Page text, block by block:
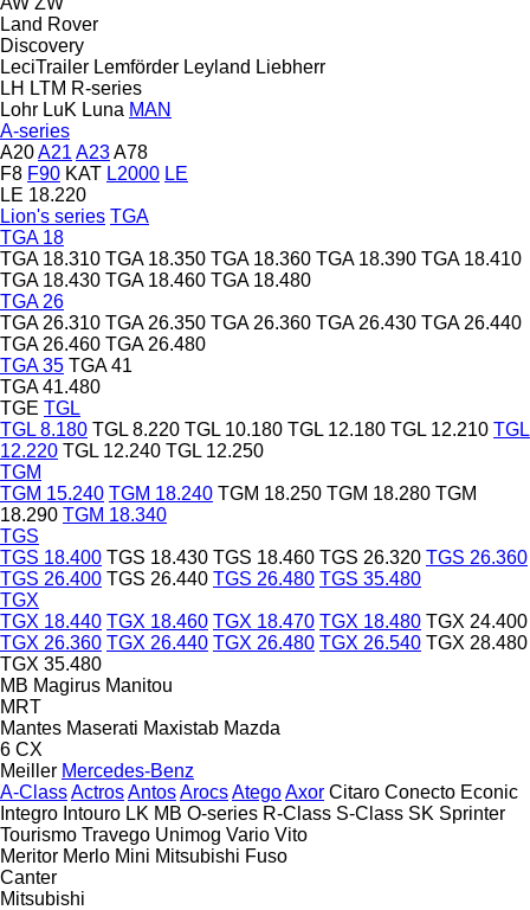
Land Rover
Discovery
LeciTrailer Lemförder Leyland Liebherr
LH LTM R-series
Lohr LuK Luna MAN
A-series
A20A21 A23A78
F8 F90 KAT L2000 LE
LE 18.220
Lion's series TGA
TGA 18
TGA 18.310 TGA 18.350 TGA 18.360 TGA 18.390 TGA 18.410
TGA 18.430 TGA 18.460 TGA 18.480
TGA 26
TGA 26.310 TGA 26.350 TGA 26.360 TGA 26.430 TGA 26.440
TGA 26.460 TGA 26.480
TGA 35 TGA 41
TGA 41.480
TGE TGL
TGL 8.180 TGL 8.220 TGL 10.180 TGL 12.180 TGL 12.210 TGL
12.220 TGL 12.240 TGL 12.250
TGM
TGM 15.240 TGM 18.240 TGM 18.250 TGM 18.280 TGM
18.290 TGM 18.340
TGS
TGS 18.400 TGS 18.430 TGS 18.460 TGS 26.320 TGS 26.360
TGS 26.400 TGS 26.440 TGS 26.480 TGS 35.480
TGX
TGX 18.440 TGX 18.460 TGX 18.470 TGX 18.480 TGX 24.400
TGX 26.360 TGX 26.440 TGX 26.480 TGX 26.540 TGX 28.480
TGX 35.480
MB Magirus Manitou
MRT
Mantes Maserati Maxistab Mazda
6 CX
Meiller Mercedes-Benz
A-ClassActrosAntosArocsAtegoAxor Citaro Conecto Econic
Integro Intouro LK MB O-series R-Class S-Class SK Sprinter
Tourismo Travego Unimog Vario Vito
Meritor Merlo Mini Mitsubishi Fuso
Canter
Mitsubishi